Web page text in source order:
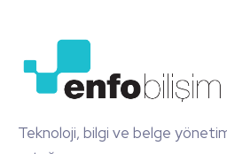
Teknoloji, bilgi ve belge